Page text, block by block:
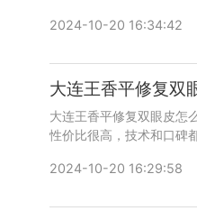
打400-616-6769，详细
2024-10-20 16:34:42
大连王香平修复双眼皮怎
性价比很高，技术和口碑
bianmei0528或者直接拨
2024-10-20 16:29:58